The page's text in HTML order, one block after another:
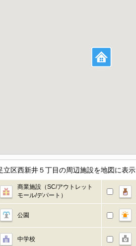
区西新井５丁目の周辺施設を地図に表示
商業施設（SC/アウトレット
モール/デパート）
公園
中学校